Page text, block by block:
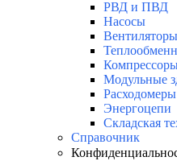
РВД и ПВД
Насосы
Вентиляторы
Модульные
Расходомеры
Энергоцепи
Складская
Справочник